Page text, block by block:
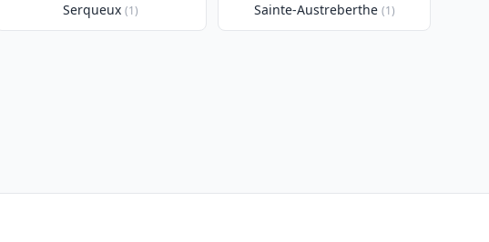
Serqueux (1) Sainte-Austreberthe (1)